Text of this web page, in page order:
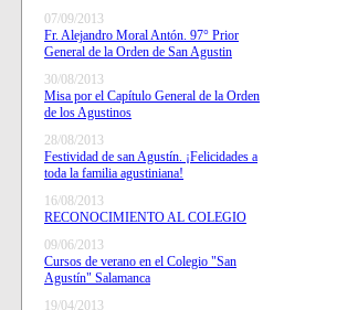
07/09/2013
Fr. Alejandro Moral Antón. 97° Prior
General de la Orden de San Agustin
30/08/2013
Misa por el Capítulo General de la Orden
de los Agustinos
28/08/2013
Festividad de san Agustín. ¡Felicidades a
toda la familia agustiniana!
16/08/2013
RECONOCIMIENTO AL COLEGIO
09/06/2013
Cursos de verano en el Colegio "San
Agustín" Salamanca
19/04/2013